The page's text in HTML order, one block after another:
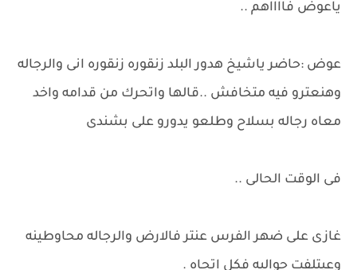
ياعوض فااااهم ..
عوض :حاضر ياشيخ هدور البلد زنقوره زنقوره انى والرجاله
وهنعترو فيه متخافش ..قالها واتحرك من قدامه واخد
معاه رجاله بسلاح وطلعو يدورو على بشندى
فى الوقت الحالى ..
غازى على ضهر الفرس عنتر فالارض والرجاله محاوطينه
وعيتلفت حواليه فكل اتجاه .